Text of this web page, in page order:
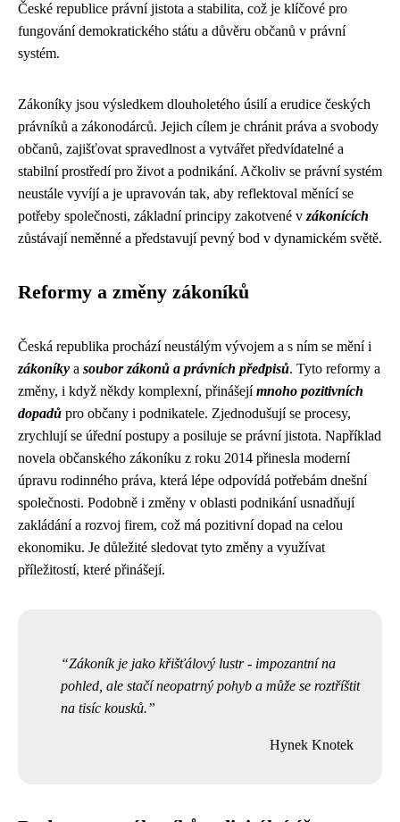
České republice právní jistota a stabilita, což je klíčové pro
fungování demokratického státu a důvěru občanů v právní
systém.
Zákoníky jsou výsledkem dlouholetého úsilí a erudice českých
právníků a zákonodárců. Jejich cílem je chránit práva a svobody
občanů, zajišťovat spravedlnost a vytvářet předvídatelné a
stabilní prostředí pro život a podnikání. Ačkoliv se právní systém
neustále vyvíjí a je upravován tak, aby reflektoval měnící se
potřeby společnosti, základní principy zakotvené v zákonících
zůstávají neměnné a představují pevný bod v dynamickém světě.
Reformy a změny zákoníků
Česká republika prochází neustálým vývojem a s ním se mění i
zákoníky a soubor zákonů a právních předpisů. Tyto reformy a
změny, i když někdy komplexní, přinášejímnoho pozitivních
dopadů pro občany i podnikatele. Zjednodušují se procesy,
zrychlují se úřední postupy a posiluje se právní jistota. Například
novela občanského zákoníku z roku 2014 přinesla moderní
úpravu rodinného práva, která lépe odpovídá potřebám dnešní
společnosti. Podobně i změny v oblasti podnikání usnadňují
zakládání a rozvoj firem, což má pozitivní dopad na celou
ekonomiku. Je důležité sledovat tyto změny a využívat
příležitostí, které přinášejí.
Zákoník je jako křišťálový lustr - impozantní na
pohled, ale stačí neopatrný pohyb a může se roztříštit
na tisíc kousků.
Hynek Knotek